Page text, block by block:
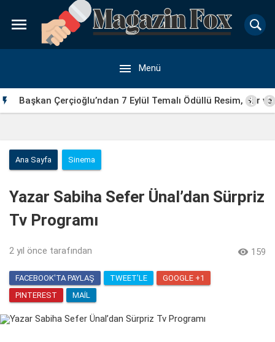

 Menü
 Başkan Çerçioğlu’ndan 7 Eylül Temalı Ödüllü Resim, Şiir ve
Ana Sayfa Sinema
Yazar Sabiha Sefer Ünal’dan Sürpriz
Tv Programı
2 yıl önce tarafından  159
FACEBOOK'TA PAYLAŞ TWEET'LE
GOOGLE +1
PINTEREST
MAIL